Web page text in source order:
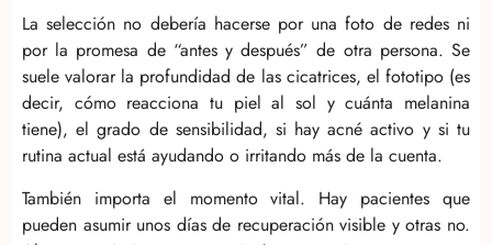
La selección no debería hacerse por una foto de redes ni
por la promesa de “antes y después” de otra persona. Se
suele valorar la profundidad de las cicatrices, el fototipo (es
decir, cómo reacciona tu piel al sol y cuánta melanina
tiene), el grado de sensibilidad, si hay acné activo y si tu
rutina actual está ayudando o irritando más de la cuenta.
También importa el momento vital. Hay pacientes que
pueden asumir unos días de recuperación visible y otras no.